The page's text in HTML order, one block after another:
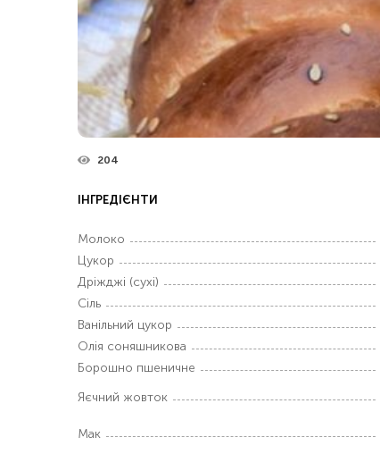
204
ІНГРЕДІЄНТИ
Молоко
Цукор
Дріжджі (сухі)
Сіль
Ванільний цукор
Олія соняшникова
Борошно пшеничне
Яєчний жовток
Мак